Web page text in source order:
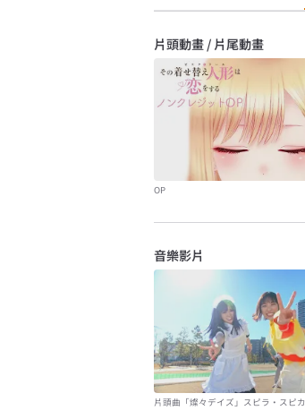
片頭動畫 / 片尾動畫
OP
音樂影片
片頭曲「燦々デイズ」スピラ・スピカ